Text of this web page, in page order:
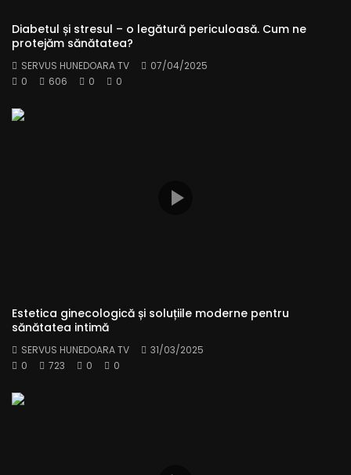
Diabetul și stresul – o legătură periculoasă. Cum ne
protejăm sănătatea?
SERVUS HUNEDOARA TV
07/04/2025
0
606 0 0
Estetica ginecologică și soluțiile moderne pentru
sănătatea intimă
SERVUS HUNEDOARA TV
31/03/2025
0
723 0 0